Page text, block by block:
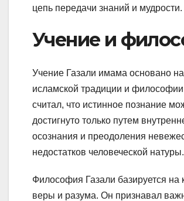
цепь передачи знаний и мудрости.
Учение и
Учение Газали имама основано на
исламской традиции и
считал, что истинное познание
достигнуто только путем
осознания и преодоления
недостатков человеческой натуры.
Философия Газали базируется на
веры и разума. Он признавал